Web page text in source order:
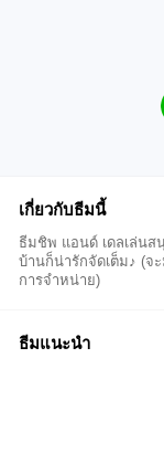
เกี่ยวกับธีมนี้
ธีมชิพ แอนด์ เดลเล่นส
บ้านก็น่ารักจัดเต็ม♪ (จ
การจำหน่าย)
ธีมแนะนำ